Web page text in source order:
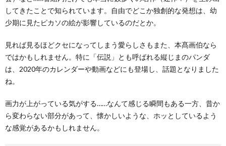
してきたことで知られています。自由でどこか独創的な発想は、幼
少期に見たピカソの絵が影響しているのだとか。
見れば見るほどクセになってしまう愛らしさもまた、本髙画伯なら
ではかもしれません。特に「伝説」とも呼ばれる縦じまのパンダ
は、2020年のカレンダーや動画などにも登場し、話題となりました
ね。
画力が上がっている気がする……なんて感じる瞬間もある一方、昔か
ら変わらない部分があって、懐かしいような、ホッとしているよう
な感覚があるかもしれません。